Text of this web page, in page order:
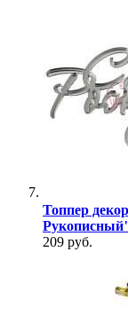
Топпер
209 руб.